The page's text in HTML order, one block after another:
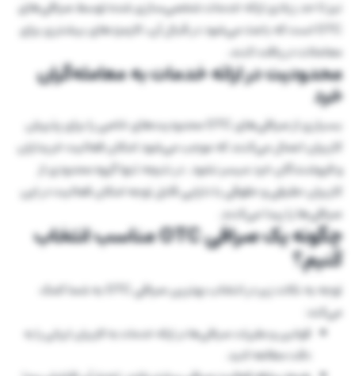
نیز تا حد زیادی ارائه خدمات شخصی‌سازی شده توسط صرافی‌های
OTC است که باعث می‌شود در قبال آن، کارمزدهای بیشتری برای
معاملات دریافت کنند.
محدودیت در ارائه خدمات به معامله‌گران
خرد
بسیاری از صرافی‌های OTC محدودیت‌های خاصی را برای پذیرش
کاربران اعمال می‌کنند که موجب می‌شود امکان فعالیت خریداران
و فروشندگان خرد میسر نشود. در نتیجه تنها گروه محدودی از
کاربران حقیقی و حقوقی با دارایی قابل توجه امکان فعالیت در این
صرافی‌ها را پیدا می‌کنند.
چگونه یک صرافی OTC مناسب انتخاب
کنیم؟
توجه به نکات زیر در انتخاب بهترین صرافی OTC به شما کمک
می‌کند:
قوانین و مقررات صرافی‌ها در ارائه خدمات به کاربران ایرانی را به
دقت مطالعه کنید.